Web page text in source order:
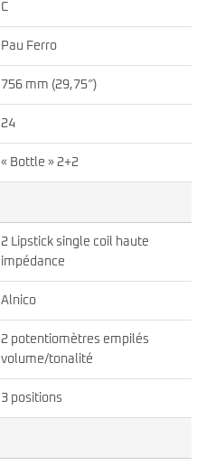
C
Pau Ferro
756 mm (29,75″)
24
« Bottle » 2+2
2 Lipstick single coil haute
impédance
Alnico
2 potentiomètres empilés
volume/tonalité
3 positions